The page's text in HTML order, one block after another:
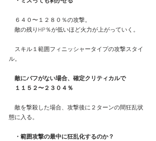
６４０〜１２８０％の攻撃。
敵の残りHP％が低いほど火力が上がっていく。
スキル１範囲フィニッシャータイプの攻撃スタイ
ル。
敵にバフがない場合、確定クリティカルで
１１５２〜２３０４％
敵を撃殺した場合、攻撃後に２ターンの間狂乱状
態に入る。
・範囲攻撃の最中に狂乱化するのか？